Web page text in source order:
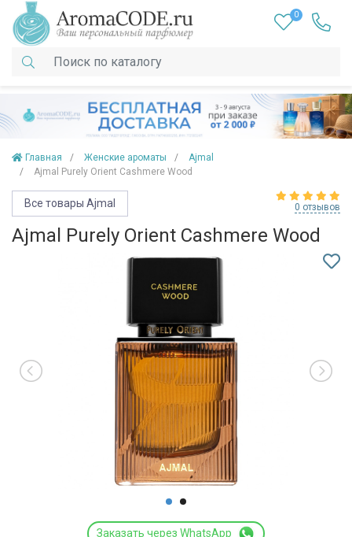
0
Главная Женские ароматы
Ajmal
Ajmal Purely Orient Cashmere Wood
Все товары Ajmal 0 отзывов
Ajmal Purely Orient Cashmere Wood
Заказать через WhatsApp